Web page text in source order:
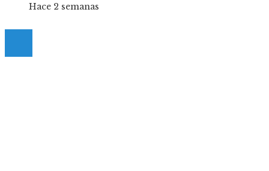
Hace 2 semanas